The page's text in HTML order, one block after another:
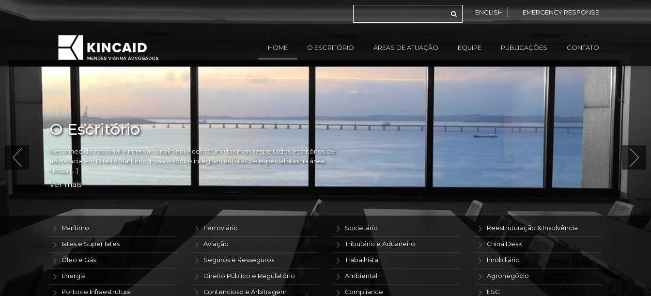
ENGLISH EMERGENCY RESPONSE
HOME O ESCRITÓRIO ÁREAS DE ATUAÇÃO EQUIPE PUBLICAÇÕES CONTATO
O Escritório
Reconhecido nacional e internacionalmente como um dos mais respeitados escritórios de
advocacia em Direito Marítimo, nossos sócios integram as listas de especialistas na área.
Nossa […]
Ver mais
Marítimo
Iates e Super Iates
Óleo e Gás
Energia
Portos e Infraestrutura
Ferroviário
Aviação
Seguros e Resseguros
Direito Público e Regulatório
Contencioso e Arbitragem
Societário
Tributário e Aduaneiro
Trabalhista
Ambiental
Compliance
Reestruturação & Insolvência
China Desk
Imobiliário
Agronegócio
ESG